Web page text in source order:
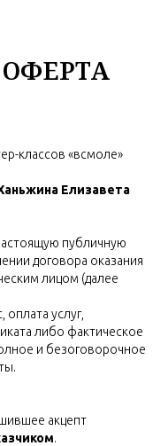
классов «всмоле»
Елизавета
публичную
договора оказания
лицом (далее
услуг,
либо фактическое
и безоговорочное
акцепт
.